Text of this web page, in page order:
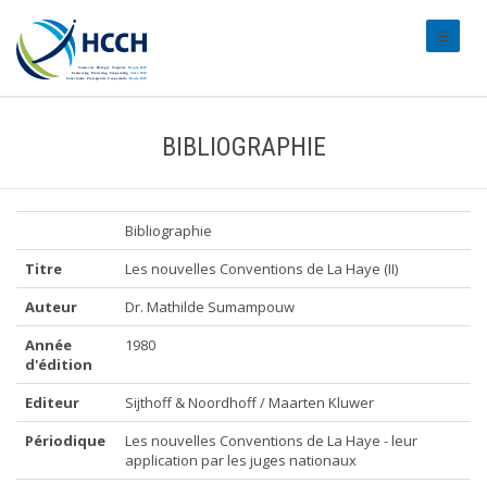
BIBLIOGRAPHIE
Bibliographie
Titre
Les nouvelles Conventions de La Haye (II)
Auteur
Dr. Mathilde Sumampouw
Année
d'édition
1980
Editeur
Sijthoff & Noordhoff / Maarten Kluwer
Périodique
Les nouvelles Conventions de La Haye - leur
application par les juges nationaux